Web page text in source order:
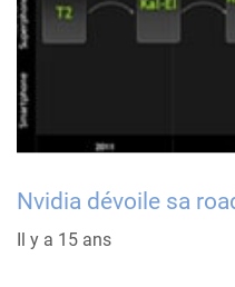
Nvidia dévoile sa
Il y a 15 ans